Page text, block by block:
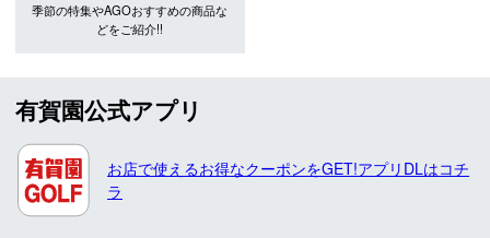
季節の特集やAGOおすすめの商品な
どをご紹介!!
有賀園公式アプリ
お店で使えるお得なクーポンをGET!アプリDLはコチ
ラ